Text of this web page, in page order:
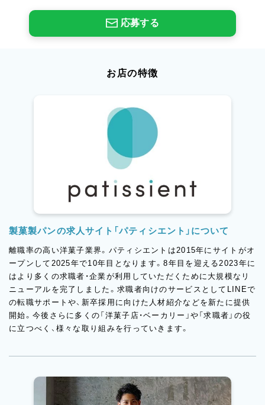
応募する
お店の特徴
製菓製パンの求人サイト「パティシエント」について
離職率の高い洋菓子業界。パティシエントは2015年にサイトがオ
ープンして2025年で10年目となります。8年目を迎える2023年に
はより多くの求職者・企業が利用していただくために大規模なリ
ニューアルを完了しました。求職者向けのサービスとしてLINEで
の転職サポートや、新卒採用に向けた人材紹介などを新たに提供
開始。今後さらに多くの「洋菓子店・ベーカリー」や「求職者」の役
に立つべく、様々な取り組みを行っていきます。